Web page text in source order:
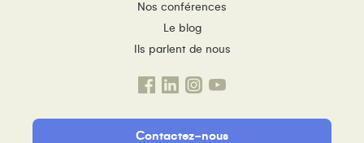
Nos conférences
Le blog
Ils parlent de nous
Contactez-nous